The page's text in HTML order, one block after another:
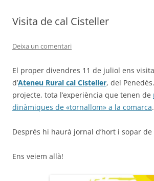
Visita de cal Cisteller
Deixa un comentari
El proper divendres 11 de juliol ens
d’Ateneu Rural cal Cisteller, del
projecte, tota l’experiència que tenen de
dinàmiques de «tornallom» a la comarca
Després hi haurà jornal d’hort i sopar de
Ens veiem allà!